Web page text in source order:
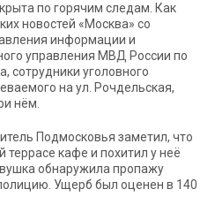
по горячим следам. Как
новостей «Москва» со
информации и
управления МВД России по
сотрудники уголовного
на ул. Рочдельская,
нём.
Подмосковья заметил, что
террасе кафе и похитил у неё
обнаружила пропажу
Ущерб был оценен в 140